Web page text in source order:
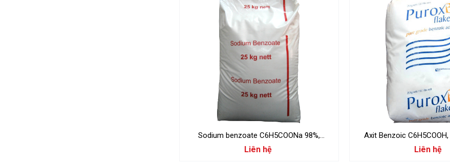
Sodium benzoate C6H5COONa 98%,
25kg/Bao
Liên hệ Liên hệ